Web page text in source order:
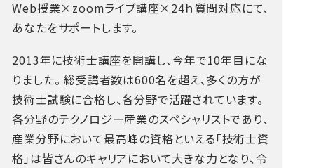
Web授業×zoomライブ講座×24ｈ質問対応にて、
あなたをサポートします。
2013年に技術士講座を開講し、今年で10年目にな
りました。 総受講者数は600名を超え、多くの方が
技術士試験に合格し、各分野で活躍されています。
各分野のテクノロジー産業のスペシャリストであり、
産業分野において最高峰の資格といえる「技術士資
格」は皆さんのキャリアにおいて大きな力となり、令